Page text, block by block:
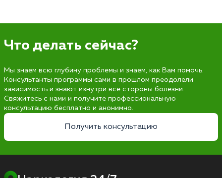
Что делать сейчас?
Мы знаем всю глубину проблемы и знаем, как Вам помочь.
Консультанты программы сами в прошлом преодолели
зависимость и знают изнутри все стороны болезни.
Свяжитесь с нами и получите профессиональную
консультацию бесплатно и анонимно.
Получить консультацию